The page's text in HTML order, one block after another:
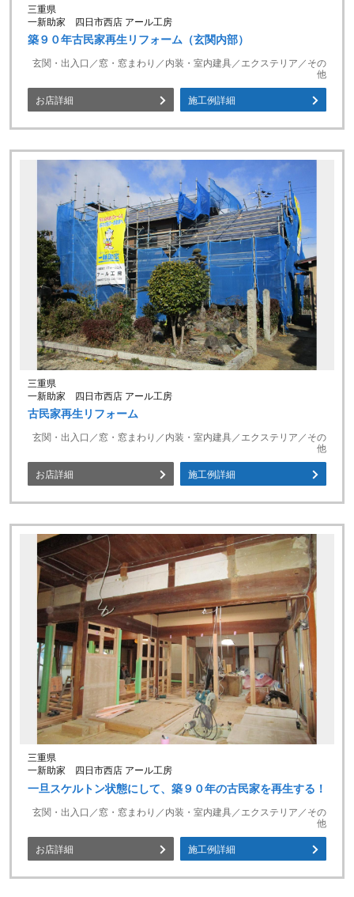
三重県
一新助家 四日市西店 アール工房
築９０年古民家再生リフォーム（玄関内部）
玄関・出入口／窓・窓まわり／内装・室内建具／エクステリア／その
他
お店詳細 施工例詳細
三重県
一新助家 四日市西店 アール工房
古民家再生リフォーム
玄関・出入口／窓・窓まわり／内装・室内建具／エクステリア／その
他
お店詳細 施工例詳細
三重県
一新助家 四日市西店 アール工房
一旦スケルトン状態にして、築９０年の古民家を再生する！
玄関・出入口／窓・窓まわり／内装・室内建具／エクステリア／その
他
お店詳細 施工例詳細